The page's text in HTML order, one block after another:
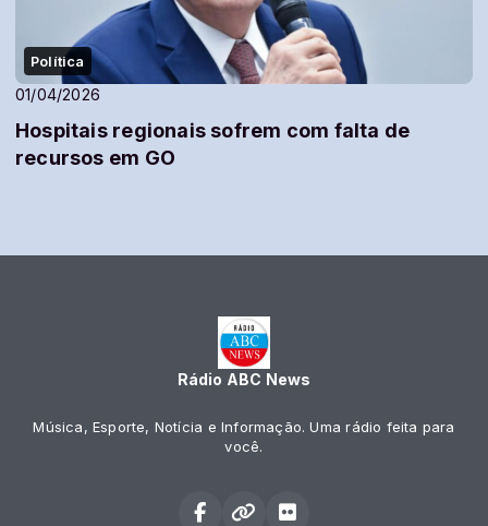
Política
01/04/2026
Hospitais regionais sofrem com falta de
recursos em GO
Rádio ABC News
Música, Esporte, Notícia e Informação. Uma rádio feita para
você.